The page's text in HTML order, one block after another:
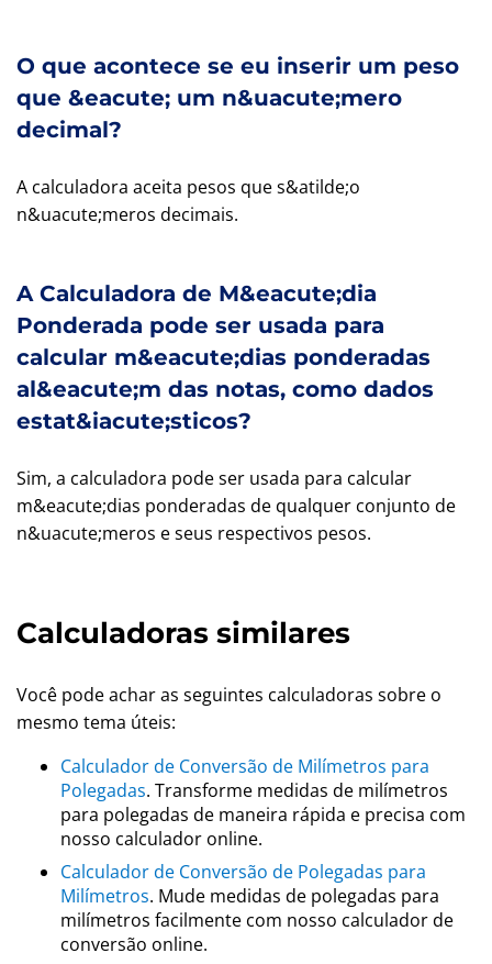
O que acontece se eu inserir um peso
que &eacute; um n&uacute;mero
decimal?
A calculadora aceita pesos que s&atilde;o
n&uacute;meros decimais.
A Calculadora de M&eacute;dia
Ponderada pode ser usada para
calcular m&eacute;dias ponderadas
al&eacute;m das notas, como dados
estat&iacute;sticos?
Sim, a calculadora pode ser usada para calcular
m&eacute;dias ponderadas de qualquer conjunto de
n&uacute;meros e seus respectivos pesos.
Calculadoras similares
Você pode achar as seguintes calculadoras sobre o
mesmo tema úteis:
Calculador de Conversão de Milímetros para
Polegadas. Transforme medidas de milímetros
para polegadas de maneira rápida e precisa com
nosso calculador online.
Calculador de Conversão de Polegadas para
Milímetros. Mude medidas de polegadas para
milímetros facilmente com nosso calculador de
conversão online.